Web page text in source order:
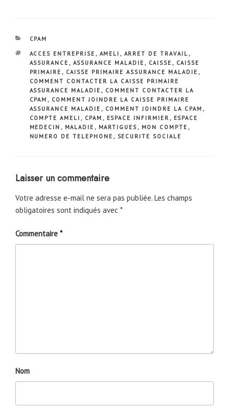
CATÉGORIES
CPAM
ÉTIQUETTES
ACCES ENTREPRISE , AMELI , ARRET DE TRAVAIL ,
ASSURANCE , ASSURANCE MALADIE , CAISSE , CAISSE
PRIMAIRE , CAISSE PRIMAIRE ASSURANCE MALADIE ,
COMMENT CONTACTER LA CAISSE PRIMAIRE
ASSURANCE MALADIE , COMMENT CONTACTER LA
CPAM , COMMENT JOINDRE LA CAISSE PRIMAIRE
ASSURANCE MALADIE , COMMENT JOINDRE LA CPAM ,
COMPTE AMELI , CPAM , ESPACE INFIRMIER , ESPACE
MEDECIN , MALADIE , MARTIGUES, MON COMPTE ,
NUMERO DE TELEPHONE , SECURITE SOCIALE
Laisser un commentaire
Votre adresse e-mail ne sera pas publiée. Les champs
obligatoires sont indiqués avec *
Commentaire *
Nom